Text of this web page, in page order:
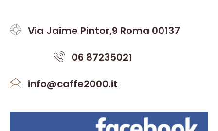
Via Jaime Pintor,9 Roma 00137
06 87235021
info@caffe2000.it